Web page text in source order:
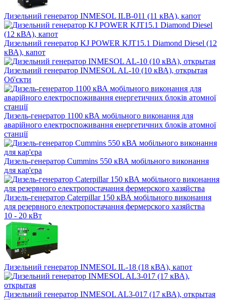
Дизельний генератор INMESOL ILB-011 (11 кВА), капот
Дизельний генератор KJ POWER KJT15.1 Diamond Diesel (12
кВА), капот
Дизельний генератор INMESOL AL-10 (10 кВА), открытая
Об'єкти
Дизель-генератор 1100 кВА мобільного виконання для
аварійного електроспоживання енергетичних блоків атомної
станції
Дизель-генератор Cummins 550 кВА мобільного виконання
для кар'єра
Дизель-генератор Caterpillar 150 кВА мобільного виконання
для резервного електропостачання фермерского хазяйства
10 - 20 кВт
Дизельний генератор INMESOL IL-18 (18 кВА), капот
Дизельний генератор INMESOL AL3-017 (17 кВА), открытая